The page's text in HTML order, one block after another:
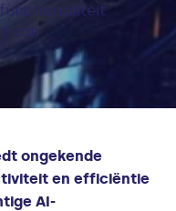
van
ongekende
en efficiëntie
AI-